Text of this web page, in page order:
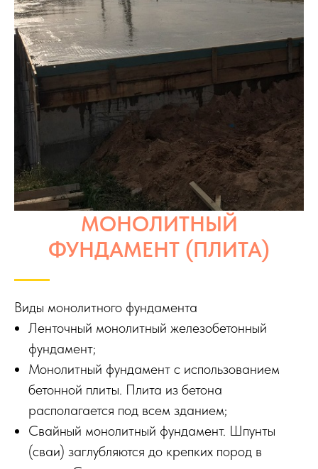
МОНОЛИТНЫЙ
ФУНДАМЕНТ (ПЛИТА)
Виды монолитного фундамента
Ленточный монолитный железобетонный
фундамент;
Монолитный фундамент с использованием
бетонной плиты. Плита из бетона
располагается под всем зданием;
Свайный монолитный фундамент. Шпунты
(сваи) заглубляются до крепких пород в